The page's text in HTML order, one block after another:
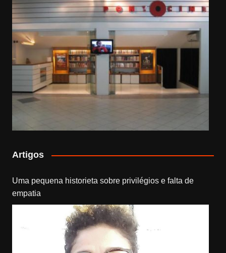
Artigos
Uma pequena historieta sobre privilégios e falta de
empatia